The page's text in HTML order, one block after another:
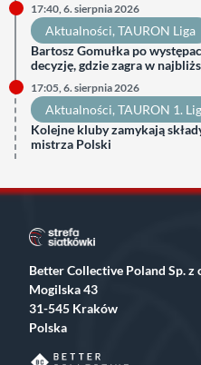
17:40, 6. sierpnia 2026
Aktualności, TAURON Liga
Bartosz Gomułka po
decyzję, gdzie zagra w
17:05, 6. sierpnia 2026
Aktualności, TAURON 1.
Kolejne kluby zamykają
mistrza Polski
Better Collective Poland Sp. z
Mogilska 43
31-545 Kraków
Polska